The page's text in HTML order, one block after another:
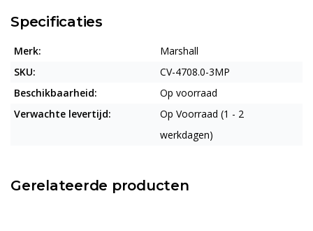
Specificaties
Merk:
Marshall
SKU:
CV-4708.0-3MP
Beschikbaarheid:
Op voorraad
Verwachte levertijd:
Op Voorraad (1 - 2
werkdagen)
Gerelateerde producten